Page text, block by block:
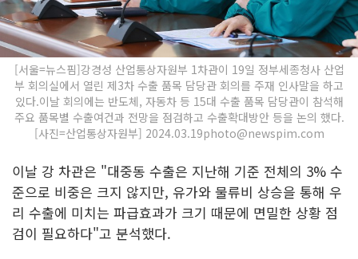
[서울=뉴스핌]강경성 산업통상자원부 1차관이 19일 정부세종청사 산업
부 회의실에서 열린 제3차 수출 품목 담당관 회의를 주재 인사말을 하고
있다.이날 회의에는 반도체, 자동차 등 15대 수출 품목 담당관이 참석해
주요 품목별 수출여건과 전망을 점검하고 수출확대방안 등을 논의 했다.
[사진=산업통상자원부] 2024.03.19photo@newspim.com
이날 강 차관은 "대중동 수출은 지난해 기준 전체의 3% 수
준으로 비중은 크지 않지만, 유가와 물류비 상승을 통해 우
리 수출에 미치는 파급효과가 크기 때문에 면밀한 상황 점
검이 필요하다"고 분석했다.